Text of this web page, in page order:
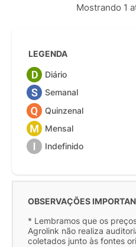
Mostrando 1
LEGENDA
Diário
Semanal
Quinzenal
Mensal
Indefinido
OBSERVAÇÕES
* Lembramos que os
Agrolink não realiza
coletados junto às fontes